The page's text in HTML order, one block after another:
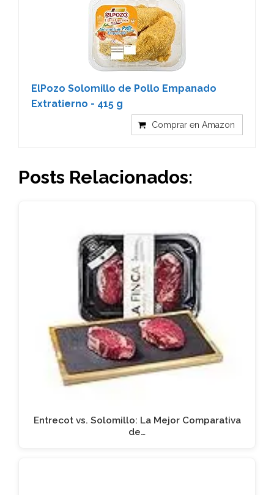
ElPozo Solomillo de Pollo Empanado
Extratierno - 415 g
Comprar en Amazon
Posts Relacionados:
Entrecot vs. Solomillo: La Mejor Comparativa
de…